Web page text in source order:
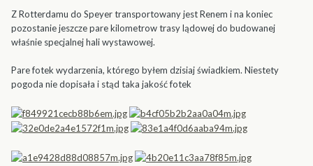
Z Rotterdamu do Speyer transportowany jest Renem i na koniec
pozostanie jeszcze pare kilometrow trasy lądowej do budowanej
właśnie specjalnej hali wystawowej.
Pare fotek wydarzenia, którego byłem dzisiaj świadkiem. Niestety
pogoda nie dopisała i stąd taka jakość fotek